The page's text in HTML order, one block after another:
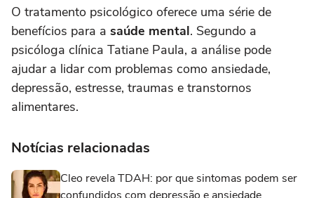
O tratamento psicológico oferece uma série de
benefícios para a saúde mental. Segundo a
psicóloga clínica Tatiane Paula, a análise pode
ajudar a lidar com problemas como ansiedade,
depressão, estresse, traumas e transtornos
alimentares.
Notícias relacionadas
Cleo revela TDAH: por que sintomas podem ser